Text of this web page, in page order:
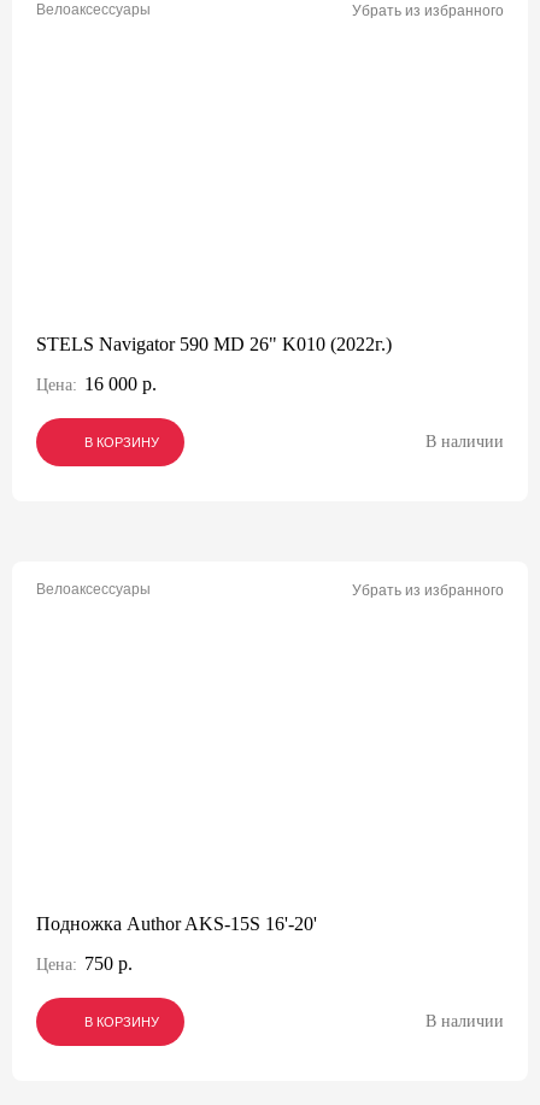
Велоаксессуары Убрать из избранного
STELS Navigator 590 MD 26" K010 (2022г.)
Цена: 16 000 р.
В КОРЗИНУ
В КОРЗИНУ
В КОРЗИНУ В наличии
Велоаксессуары Убрать из избранного
Подножка Author AKS-15S 16'-20'
Цена: 750 р.
В КОРЗИНУ
В КОРЗИНУ
В КОРЗИНУ В наличии